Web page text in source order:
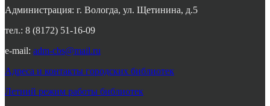
Администрация: г. Вологда, ул. Щетинина, д.5
тел.: 8 (8172) 51-16-09
e-mail: adm-cbs@mail.ru
Адреса и контакты городских библиотек
Летний режим работы библиотек